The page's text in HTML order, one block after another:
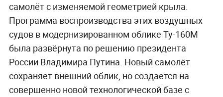
самолёт с изменяемой геометрией крыла.
Программа воспроизводства этих воздушных
судов в модернизированном облике Ту-160М
была развёрнута по решению президента
России Владимира Путина. Новый самолёт
сохраняет внешний облик, но создаётся на
совершенно новой технологической базе с